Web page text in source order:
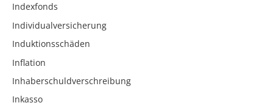
Indexfonds
Individualversicherung
Induktionsschäden
Inflation
Inhaberschuldverschreibung
Inkasso